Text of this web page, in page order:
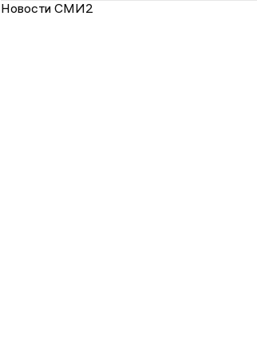
Новости СМИ2